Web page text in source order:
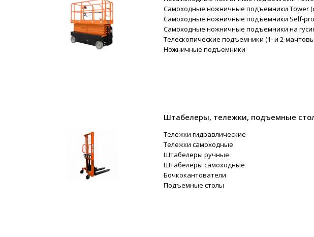
Самоходные ножничные подъемники Tower
Самоходные ножничные подъемники Self-
Самоходные ножничные подъемники на
Телескопические подъемники (1- и 2-
Ножничные подъемники
Штабелеры, тележки, подъемные
Тележки гидравлические
Тележки самоходные
Штабелеры ручные
Штабелеры самоходные
Бочкокантователи
Подъемные столы